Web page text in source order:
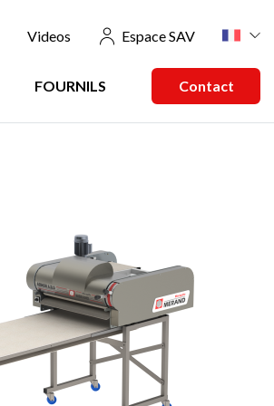
Videos Espace SAV
FOURNILS Contact